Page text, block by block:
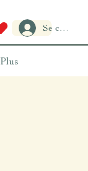
Se connecter
Plus